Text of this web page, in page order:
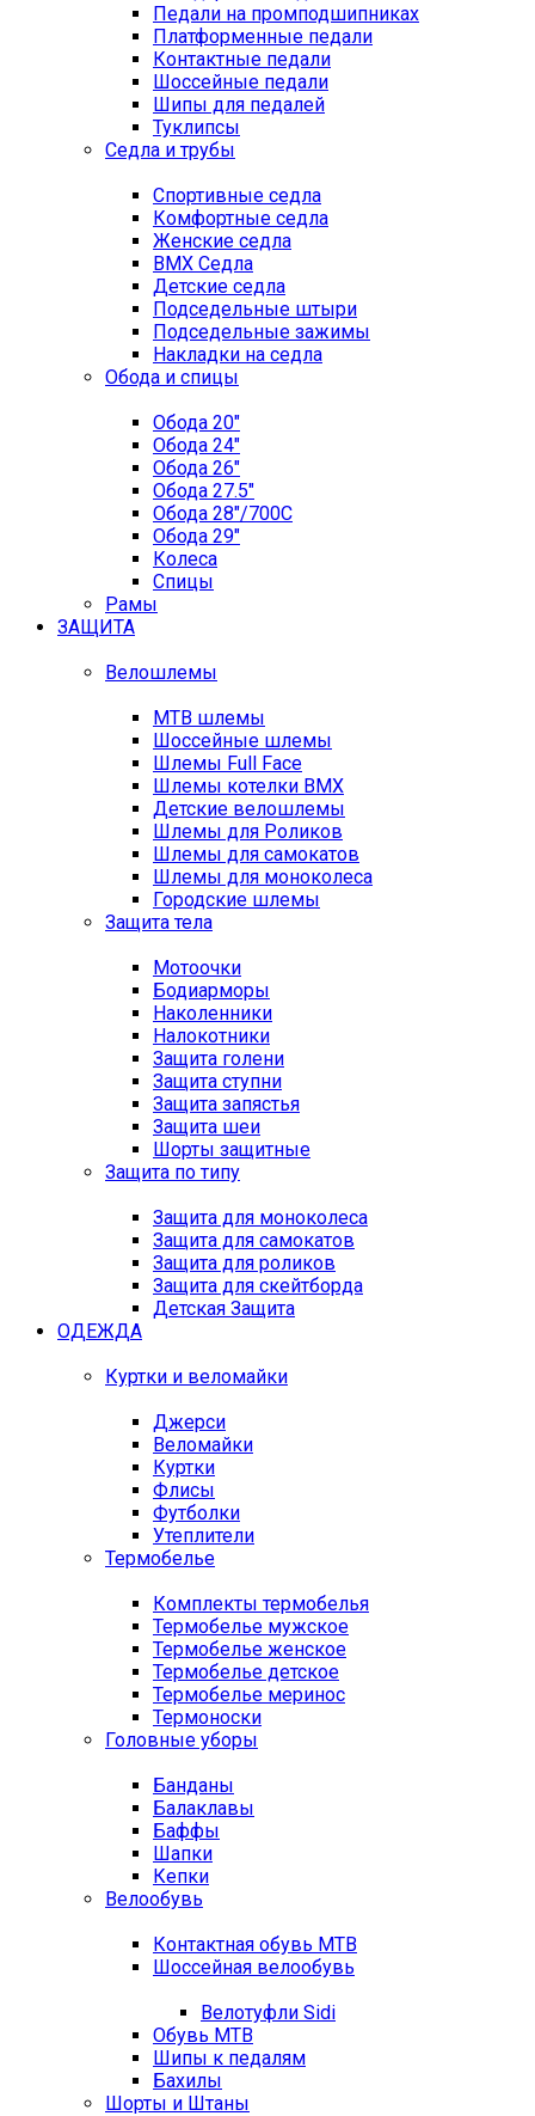
Педали на промподшипниках
Платформенные педали
Контактные педали
Шоссейные педали
Шипы для педалей
Туклипсы
Седла и трубы
Спортивные седла
Комфортные седла
Женские седла
BMX Седла
Детские седла
Подседельные штыри
Подседельные зажимы
Накладки на седла
Обода и спицы
Обода 20"
Обода 24"
Обода 26"
Обода 27.5"
Обода 28"/700C
Обода 29"
Колеса
Спицы
Рамы
ЗАЩИТА
Велошлемы
MTB шлемы
Шоссейные шлемы
Шлемы Full Face
Шлемы котелки BMX
Детские велошлемы
Шлемы для Роликов
Шлемы для самокатов
Шлемы для моноколеса
Городские шлемы
Защита тела
Мотоочки
Бодиарморы
Наколенники
Налокотники
Защита голени
Защита ступни
Защита запястья
Защита шеи
Шорты защитные
Защита по типу
Защита для моноколеса
Защита для самокатов
Защита для роликов
Защита для скейтборда
Детская Защита
ОДЕЖДА
Куртки и веломайки
Джерси
Веломайки
Куртки
Флисы
Футболки
Утеплители
Термобелье
Комплекты термобелья
Термобелье мужское
Термобелье женское
Термобелье детское
Термобелье меринос
Термоноски
Головные уборы
Банданы
Балаклавы
Баффы
Шапки
Кепки
Велообувь
Контактная обувь MTB
Шоссейная велообувь
Велотуфли Sidi
Обувь MTB
Шипы к педалям
Бахилы
Шорты и Штаны